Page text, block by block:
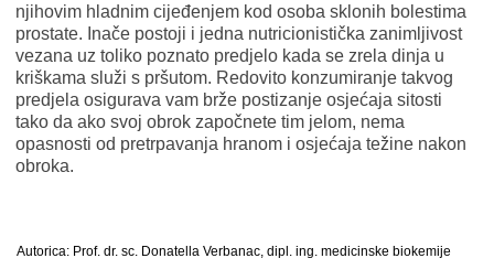
njihovim hladnim cijeđenjem kod osoba sklonih bolestima
prostate. Inače postoji i jedna nutricionistička zanimljivost
vezana uz toliko poznato predjelo kada se zrela dinja u
kriškama služi s pršutom. Redovito konzumiranje takvog
predjela osigurava vam brže postizanje osjećaja sitosti
tako da ako svoj obrok započnete tim jelom, nema
opasnosti od pretrpavanja hranom i osjećaja težine nakon
obroka.
Autorica: Prof. dr. sc. Donatella Verbanac, dipl. ing. medicinske biokemije